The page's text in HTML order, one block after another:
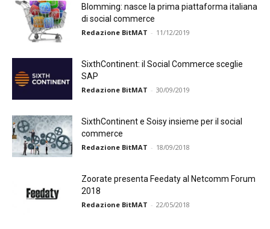
Blomming: nasce la prima piattaforma italiana
di social commerce
Redazione BitMAT - 11/12/2019
SixthContinent: il Social Commerce sceglie
SAP
Redazione BitMAT - 30/09/2019
SixthContinent e Soisy insieme per il social
commerce
Redazione BitMAT - 18/09/2018
Zoorate presenta Feedaty al Netcomm Forum
2018
Redazione BitMAT - 22/05/2018